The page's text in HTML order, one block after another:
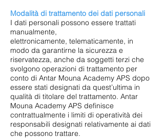
Modalità di trattamento dei dati personali
I dati personali possono essere trattati
manualmente,
elettronicamente, telematicamente, in
modo da garantirne la sicurezza e
riservatezza, anche da soggetti terzi che
svolgono operazioni di trattamento per
conto di Antar Mouna Academy APS dopo
essere stati designati da quest’ultima in
qualità di titolare del trattamento. Antar
Mouna Academy APS definisce
contrattualmente i limiti di operatività dei
responsabili designati relativamente ai dati
che possono trattare.